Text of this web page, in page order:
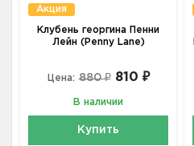
Акция
Клубень георгина Пенни
Лейн (Penny Lane)
Цена: 880 ₽ 810 ₽
В наличии
Купить